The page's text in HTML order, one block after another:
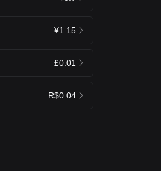
¥1.15
£0.01
R$0.04